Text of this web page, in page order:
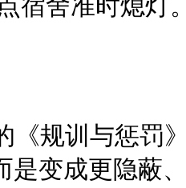
宿舍准时熄灯
规训与惩罚》
是变成更隐蔽